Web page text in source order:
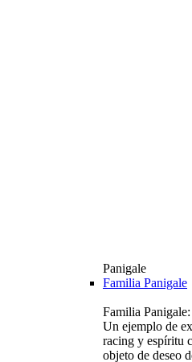
Panigale
Familia Panigale
Familia
Un ejemplo de
racing y espíritu
objeto de deseo